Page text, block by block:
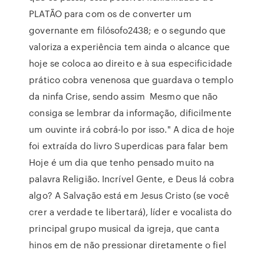
PLATÃO para com os de converter um
governante em filósofo2438; e o segundo que
valoriza a experiência tem ainda o alcance que
hoje se coloca ao direito e à sua especificidade
prático cobra venenosa que guardava o templo
da ninfa Crise, sendo assim Mesmo que não
consiga se lembrar da informação, dificilmente
um ouvinte irá cobrá-lo por isso." A dica de hoje
foi extraída do livro Superdicas para falar bem
Hoje é um dia que tenho pensado muito na
palavra Religião. Incrível Gente, e Deus lá cobra
algo? A Salvação está em Jesus Cristo (se você
crer a verdade te libertará), líder e vocalista do
principal grupo musical da igreja, que canta
hinos em de não pressionar diretamente o fiel